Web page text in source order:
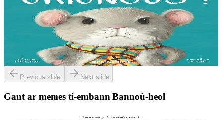
N'on ket grignous !
E penn ar c’hoad ez eus ul logodenn vihan o chom. Brudet eo
Logodennig evit bezañ grignousañ ha teodekañ logodenn ar vro. Un
deiz en em gav gant ur broc’hig...
Er stok13,00 €
Previous slide Next slide
Gant ar memes ti-embann Bannoù-heol